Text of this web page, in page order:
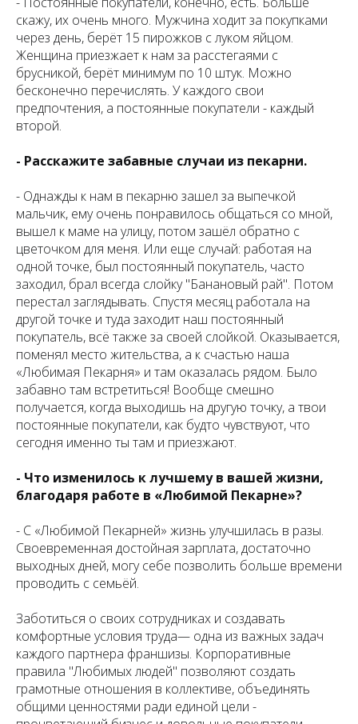
скажу, их очень много. Мужчина ходит за покупками
через день, берёт 15 пирожков с луком яйцом.
Женщина приезжает к нам за расстегаями с
брусникой, берёт минимум по 10 штук. Можно
бесконечно перечислять. У каждого свои
предпочтения, а постоянные покупатели - каждый
второй.
- Расскажите забавные случаи из пекарни.
- Однажды к нам в пекарню зашел за выпечкой
мальчик, ему очень понравилось общаться со мной,
вышел к маме на улицу, потом зашёл обратно с
цветочком для меня. Или еще случай: работая на
одной точке, был постоянный покупатель, часто
заходил, брал всегда слойку "Банановый рай". Потом
перестал заглядывать. Спустя месяц работала на
другой точке и туда заходит наш постоянный
покупатель, всё также за своей слойкой. Оказывается,
поменял место жительства, а к счастью наша
«Любимая Пекарня» и там оказалась рядом. Было
забавно там встретиться! Вообще смешно
получается, когда выходишь на другую точку, а твои
постоянные покупатели, как будто чувствуют, что
сегодня именно ты там и приезжают.
- Что изменилось к лучшему в вашей жизни,
благодаря работе в «Любимой Пекарне»?
- С «Любимой Пекарней» жизнь улучшилась в разы.
Своевременная достойная зарплата, достаточно
выходных дней, могу себе позволить больше времени
проводить с семьёй.
Заботиться о своих сотрудниках и создавать
комфортные условия труда— одна из важных задач
каждого партнера франшизы. Корпоративные
правила "Любимых людей" позволяют создать
грамотные отношения в коллективе, объединять
общими ценностями ради единой цели -